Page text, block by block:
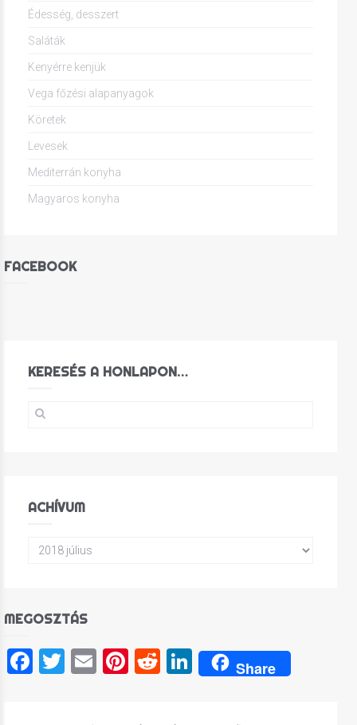
Édesség, desszert
Saláták
Kenyérre kenjük
Vega főzési alapanyagok
Köretek
Levesek
Mediterrán konyha
Magyaros konyha
FACEBOOK
KERESÉS A HONLAPON…
ACHÍVUM
MEGOSZTÁS
Facebook
Twitter
EmailPinterest
RedditLinkedIn
Share